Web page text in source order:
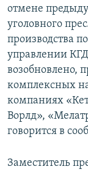
отмене
уголовного
производства
управлении
возобновлено,
комплексных
компаниях
Ворлд»,
говорится в
Заместитель